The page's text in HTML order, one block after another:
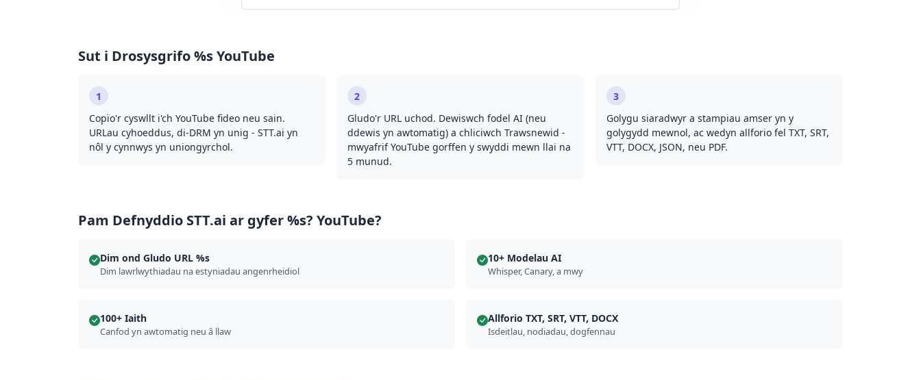
Sut i Drosysgrifo %s YouTube
1
Copïo'r cyswllt i'ch YouTube fideo neu sain.
URLau cyhoeddus, di-DRM yn unig - STT.ai yn
nôl y cynnwys yn uniongyrchol.
2
Gludo'r URL uchod. Dewiswch fodel AI (neu
ddewis yn awtomatig) a chliciwch Trawsnewid -
mwyafrif YouTube gorffen y swyddi mewn llai na
5 munud.
3
Golygu siaradwyr a stampiau amser yn y
golygydd mewnol, ac wedyn allforio fel TXT, SRT,
VTT, DOCX, JSON, neu PDF.
Pam Defnyddio STT.ai ar gyfer %s? YouTube?
Dim ond Gludo URL %s
Dim lawrlwythiadau na estyniadau angenrheidiol
10+ Modelau AI
Whisper, Canary, a mwy
100+ Iaith
Canfod yn awtomatig neu â llaw
Allforio TXT, SRT, VTT, DOCX
Isdeitlau, nodiadau, dogfennau